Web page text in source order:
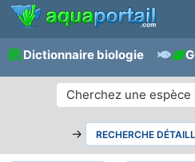
Dictionnaire biologie
→ RECHERCHE